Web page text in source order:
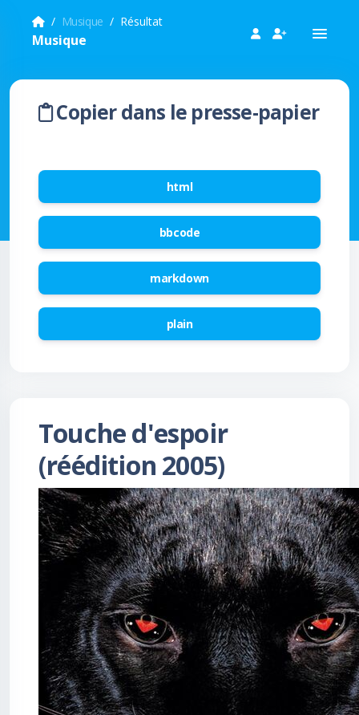
Musique Résultat
Musique
Copier dans le presse-papier
html
bbcode
markdown
plain
Touche d'espoir
(réédition 2005)